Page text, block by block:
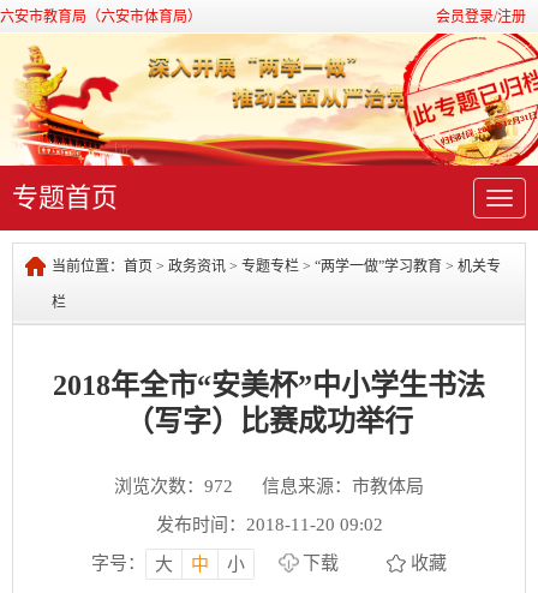
六安市教育局（六安市体育局） 会员登录/注册
导
航
专题首页
当前位置： 首页 > 政务资讯 > 专题专栏 > “两学一做”学习教育 > 机关专
栏
2018年全市“安美杯”中小学生书法
（写字）比赛成功举行
浏览次数： 972
信息来源：市教体局
发布时间：2018-11-20 09:02
字号：
大 中 小 下载 收藏